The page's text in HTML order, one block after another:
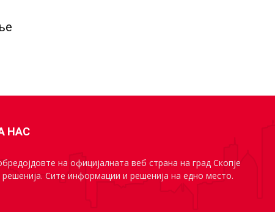
НАС
на официјалната веб страна на град Скопје
решенија. Сите информации и решенија на едно место.